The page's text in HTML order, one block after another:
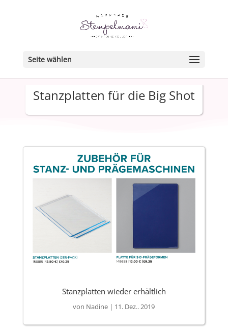
Seite wählen
Stanzplatten für die Big Shot
Stanzplatten wieder erhältlich
von Nadine | 11. Dez.. 2019